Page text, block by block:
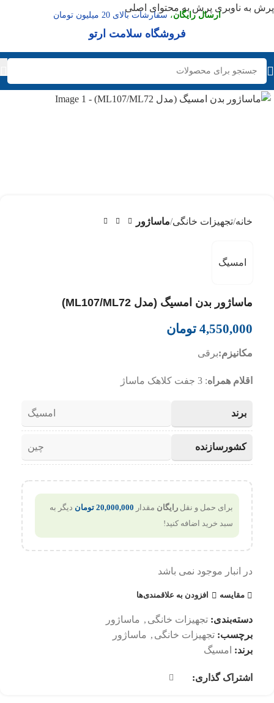
پرش به ناوبری پرش به محتوای اصلی
ارسال رایگان، سفارشات بالای 20 میلیون تومان
فروشگاه سلامت ارتو
عدم موجودی
خانه تجهیزات خانگی ماساژور
امسیگ
ماساژور بدن امسیگ (مدل ML107/ML72)
4,550,000 تومان
مکانیزم:برقی
اقلام همراه: 3 جفت کلاهک ماساژ
برند امسیگ
کشورسازنده چین
برای حمل و نقل رایگان مقدار 20,000,000 تومان دیگر به
سبد خرید اضافه کنید!
در انبار موجود نمی باشد
مقایسه افزودن به علاقمندی‌ها
دسته‌بندی: تجهیزات خانگی , ماساژور
برچسب: تجهیزات خانگی , ماساژور
برند: امسیگ
اشتراک گذاری: